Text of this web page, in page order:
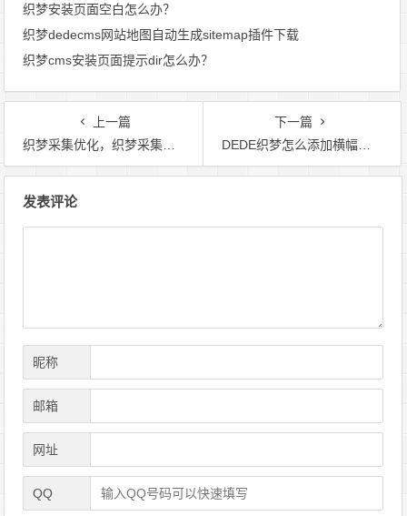
织梦安装页面空白怎么办？
织梦dedecms网站地图自动生成sitemap插件下载
织梦cms安装页面提示dir怎么办？
上一篇
织梦采集优化，织梦采集怎么去除链接保留文本？
下一篇
DEDE织梦怎么添加横幅广告？
发表评论
昵称
邮箱
网址
QQ